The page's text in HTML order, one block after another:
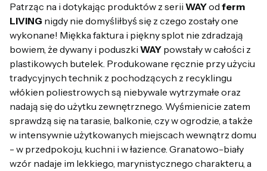
Patrząc na i dotykając produktów z serii WAYod ferm
LIVING nigdy nie domyśliłbyś się z czego zostały one
wykonane! Miękka faktura i piękny splot nie zdradzają
bowiem, że dywany i poduszki WAY powstały w całości z
plastikowych butelek. Produkowane ręcznie przy użyciu
tradycyjnych technik z pochodzących z recyklingu
włókien poliestrowych są niebywale wytrzymałe oraz
nadają się do użytku zewnętrznego. Wyśmienicie zatem
sprawdzą się na tarasie, balkonie, czy w ogrodzie, a także
w intensywnie użytkowanych miejscach wewnątrz domu
- w przedpokoju, kuchni i w łazience. Granatowo-biały
wzór nadaje im lekkiego, marynistycznego charakteru, a